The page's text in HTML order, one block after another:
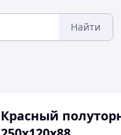
Найти
Красный